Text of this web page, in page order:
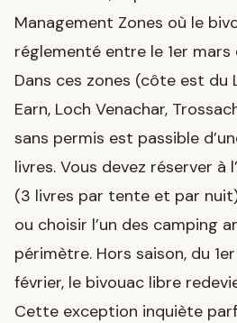
Management Zones où le
réglementé entre le 1er
Dans ces zones (côte est du
Earn, Loch Venachar,
sans permis est passible
livres. Vous devez réserver à
(3 livres par tente et par
ou choisir l’un des camping
périmètre. Hors saison, du
février, le bivouac libre
Cette exception inquiète